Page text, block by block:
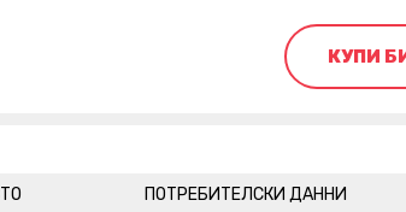
КУПИ
ПОТРЕБИТЕЛСКИ ДАННИ